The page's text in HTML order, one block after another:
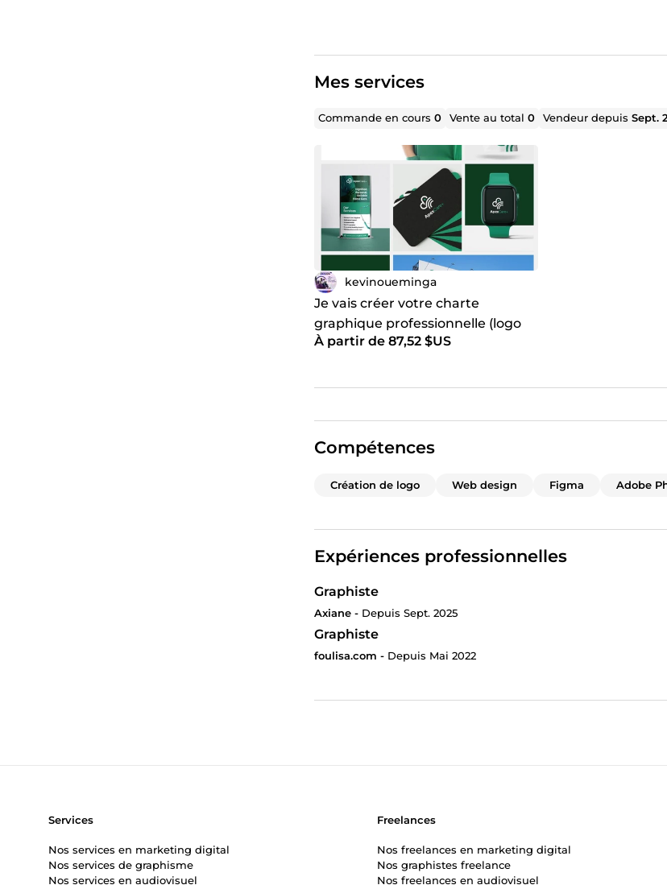
Mes services
Commande en cours0 Vente au total0 Vendeur depuisSept.
kevinoueminga
Je vais créer votre charte
graphique professionnelle (logo
palette typographies)
À partir de 87,52 $US
Compétences
Création de logo Web design Figma Adobe
Expériences professionnelles
Graphiste
Axiane - Depuis Sept. 2025
Graphiste
foulisa.com - Depuis Mai 2022
Services
Nos services en marketing digital
Nos services de graphisme
Nos services en audiovisuel
Freelances
Nos freelances en marketing digital
Nos graphistes freelance
Nos freelances en audiovisuel